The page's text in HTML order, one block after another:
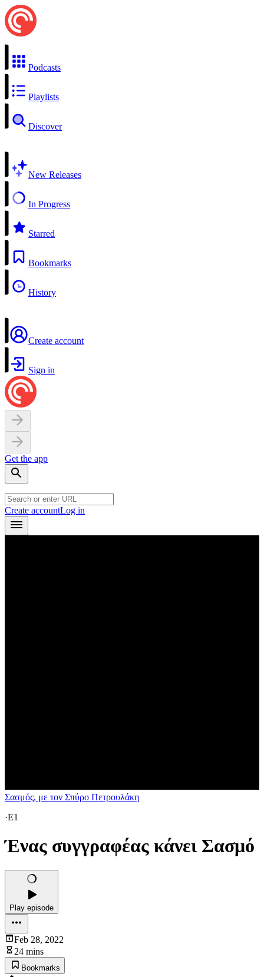
Podcasts
Playlists
Discover
New Releases
In Progress
Starred
Bookmarks
History
Create account
Sign in
Get the app
Create accountLog in
Σασμός, με τον Σπύρο Πετρουλάκη
·E1
Ένας συγγραφέας κάνει Σασμό
Play episode
Feb 28, 2022
24 mins
Bookmarks